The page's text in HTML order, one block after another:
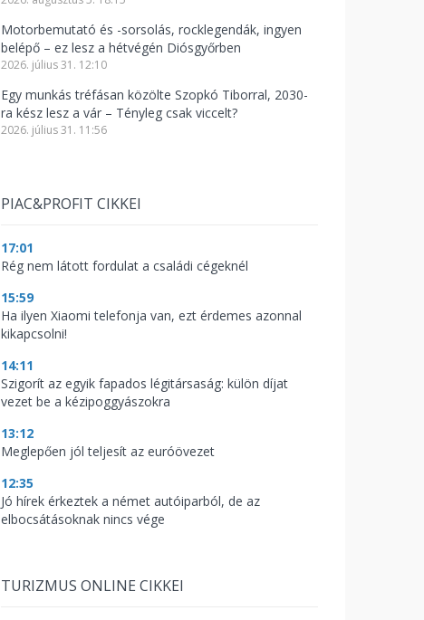
Motorbemutató és -sorsolás, rocklegendák, ingyen
belépő – ez lesz a hétvégén Diósgyőrben
2026. július 31. 12:10
Egy munkás tréfásan közölte Szopkó Tiborral, 2030-
ra kész lesz a vár – Tényleg csak viccelt?
2026. július 31. 11:56
PIAC&PROFIT CIKKEI
17:01
Rég nem látott fordulat a családi cégeknél
15:59
Ha ilyen Xiaomi telefonja van, ezt érdemes azonnal
kikapcsolni!
14:11
Szigorít az egyik fapados légitársaság: külön díjat
vezet be a kézipoggyászokra
13:12
Meglepően jól teljesít az euróövezet
12:35
Jó hírek érkeztek a német autóiparból, de az
elbocsátásoknak nincs vége
TURIZMUS ONLINE CIKKEI